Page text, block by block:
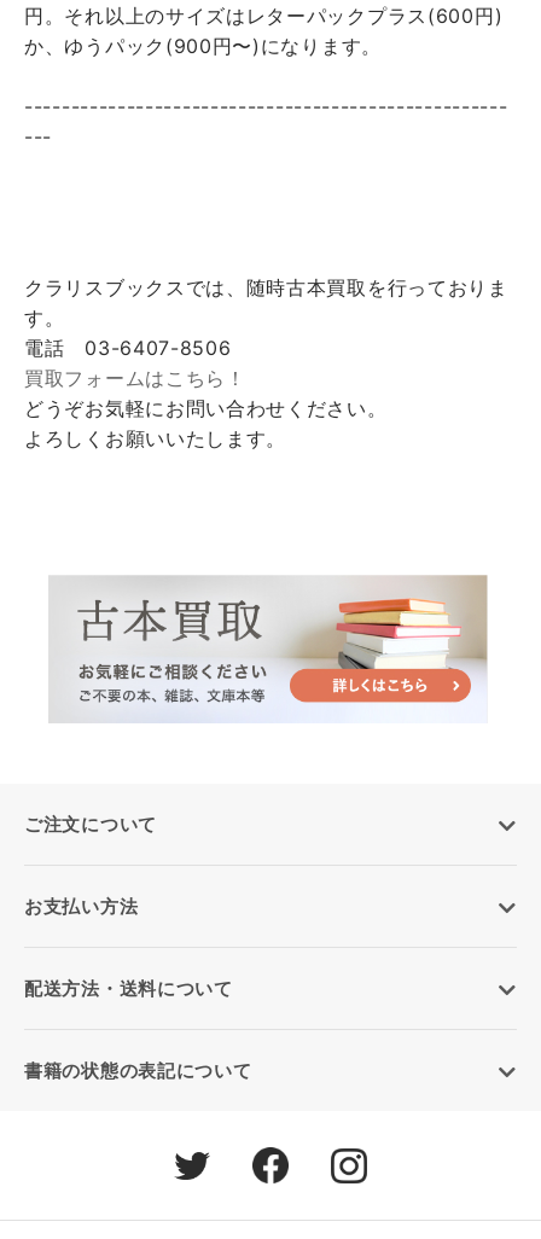
円。それ以上のサイズはレターパックプラス(600円)
か、ゆうパック(900円〜)になります。
----------------------------------------------------
---
クラリスブックスでは、随時古本買取を行っておりま
す。
電話 03-6407-8506
買取フォームはこちら！
どうぞお気軽にお問い合わせください。
よろしくお願いいたします。
ご注文について
お支払い方法
配送方法・送料について
書籍の状態の表記について